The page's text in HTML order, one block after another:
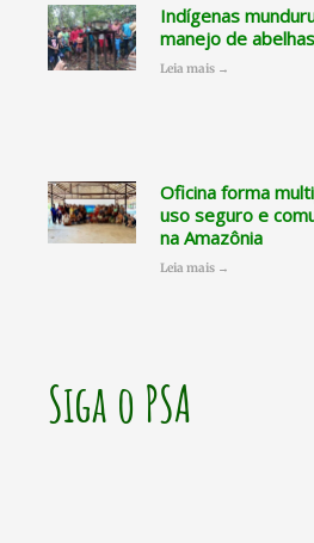
Indígenas
manejo de
Leia mais →
Oficina forma
uso seguro e
na Amazônia
Leia mais →
Siga o PSA